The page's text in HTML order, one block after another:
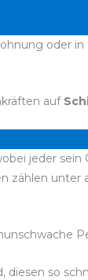
oder
auf
jeder
zählen
diesen so